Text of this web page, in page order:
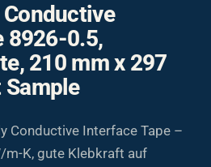
8926-0.5,
210 mm x 297
Sample
Conductive Interface Tape –
m-K, gute Klebkraft auf